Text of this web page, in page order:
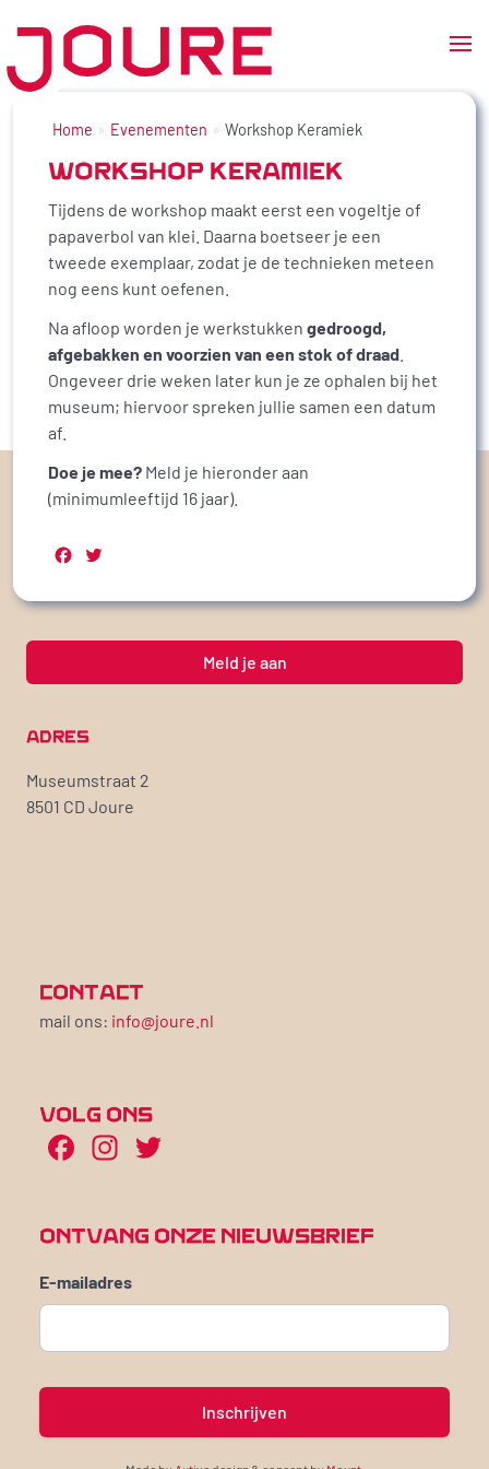
Ga
inhoud
Home Evenementen Workshop Keramiek
WORKSHOP KERAMIEK
Tijdens de workshop maakt eerst een vogeltje of
papaverbol van klei. Daarna boetseer je een
tweede exemplaar, zodat je de technieken meteen
nog eens kunt oefenen.
Na afloop worden je werkstukken gedroogd,
afgebakken en voorzien van een stok of draad
Ongeveer drie weken later kun je ze ophalen bij het
museum; hiervoor spreken jullie samen een datum
af.
Doe je mee? Meld je hieronder aan
(minimumleeftijd 16 jaar).
Facebook
Meld je aan
ADRES
Museumstraat 2
8501 CD Joure
CONTACT
mail ons: info@joure.nl
VOLG ONS
Facebook
Instagram
ONTVANG ONZE NIEUWSBRIEF
E-mailadres